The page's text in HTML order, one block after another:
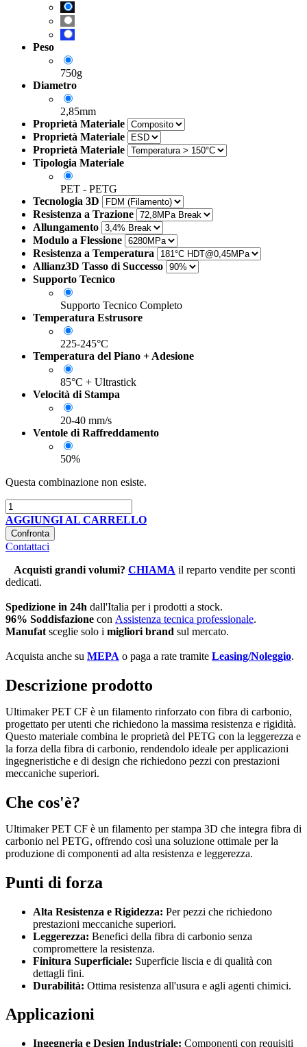
Peso
750g
Diametro
2,85mm
Proprietà Materiale
Proprietà Materiale
Proprietà Materiale
Tipologia Materiale
PET - PETG
Tecnologia 3D
Resistenza a Trazione
Allungamento
Modulo a Flessione
Resistenza a Temperatura
Allianz3D Tasso di Successo
Supporto Tecnico
Supporto Tecnico Completo
Temperatura Estrusore
225-245°C
Temperatura del Piano + Adesione
85°C + Ultrastick
Velocità di Stampa
20-40 mm/s
Ventole di Raffreddamento
50%
Questa combinazione non esiste.
AGGIUNGI AL CARRELLO
Confronta
Contattaci
Acquisti grandi volumi? CHIAMA il reparto vendite per sconti
dedicati.
Spedizione in 24h dall'Italia per i prodotti a stock.
96% Soddisfazione con Assistenza tecnica professionale.
Manufat sceglie solo i migliori brand sul mercato.
Acquista anche su MEPA o paga a rate tramite Leasing/Noleggio.
Descrizione prodotto
Ultimaker PET CF è un filamento rinforzato con fibra di carbonio,
progettato per utenti che richiedono la massima resistenza e rigidità.
Questo materiale combina le proprietà del PETG con la leggerezza e
la forza della fibra di carbonio, rendendolo ideale per applicazioni
ingegneristiche e di design che richiedono pezzi con prestazioni
meccaniche superiori.
Che cos'è?
Ultimaker PET CF è un filamento per stampa 3D che integra fibra di
carbonio nel PETG, offrendo così una soluzione ottimale per la
produzione di componenti ad alta resistenza e leggerezza.
Punti di forza
Alta Resistenza e Rigidezza: Per pezzi che richiedono
prestazioni meccaniche superiori.
Leggerezza: Benefici della fibra di carbonio senza
compromettere la resistenza.
Finitura Superficiale: Superficie liscia e di qualità con
dettagli fini.
Durabilità: Ottima resistenza all'usura e agli agenti chimici.
Applicazioni
Ingegneria e Design Industriale: Componenti con requisiti